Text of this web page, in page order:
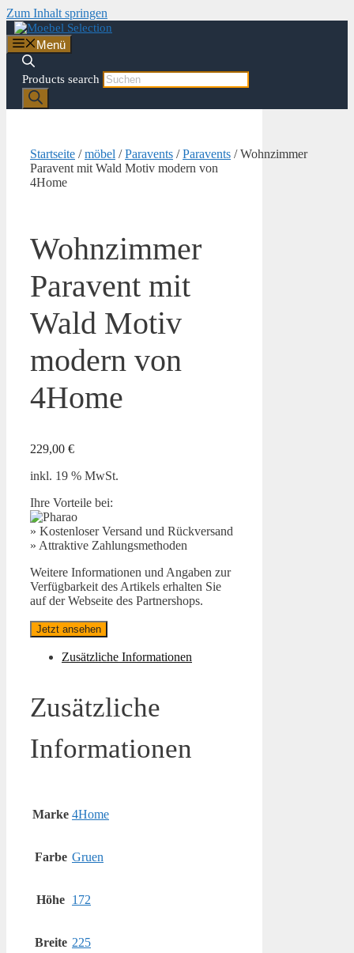
Zum Inhalt springen
Menü
Products search
Startseite /möbel /Paravents /Paravents / Wohnzimmer
Paravent mit Wald Motiv modern von
4Home
Wohnzimmer
Paravent mit
Wald Motiv
modern von
4Home
229,00 €
inkl. 19 % MwSt.
Ihre Vorteile bei:
» Kostenloser Versand und Rückversand
» Attraktive Zahlungsmethoden
Weitere Informationen und Angaben zur
Verfügbarkeit des Artikels erhalten Sie
auf der Webseite des Partnershops.
Jetzt ansehen
Zusätzliche Informationen
Zusätzliche
Informationen
Marke 4Home
Farbe Gruen
Höhe 172
Breite 225